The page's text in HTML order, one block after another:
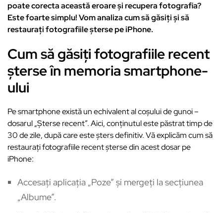
poate corecta această eroare și recupera fotografia?
Este foarte simplu! Vom analiza cum să găsiți și să
restaurați fotografiile șterse pe iPhone.
Cum să găsiți fotografiile recent
șterse în memoria smartphone-
ului
Pe smartphone există un echivalent al coșului de gunoi –
dosarul „Șterse recent”. Aici, conținutul este păstrat timp de
30 de zile, după care este șters definitiv. Vă explicăm cum să
restaurați fotografiile recent șterse din acest dosar pe
iPhone:
Accesați aplicația „Poze” și mergeți la secțiunea
„Albume”.